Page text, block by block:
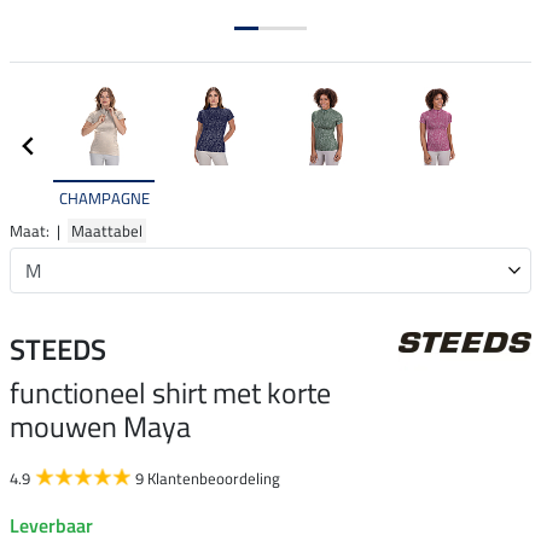
CHAMPAGNE
Maat: | Maattabel
STEEDS
functioneel shirt met korte
mouwen Maya
4.9 9 Klantenbeoordeling
Leverbaar